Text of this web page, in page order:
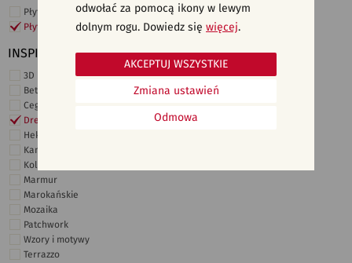
Płytki ścienne
Płytki podłogowe
INSPIRACJE
3D i struktury
Beton
Cegiełki
Drewno
Heksagonalne
Kamień
Kolor
Marmur
Marokańskie
Mozaika
Patchwork
Wzory i motywy
Terrazzo
odwołać za pomocą ikony w lewym
dolnym rogu. Dowiedz się więcej.
Odmowa
Zmiana ustawień
AKCEPTUJ WSZYSTKIE